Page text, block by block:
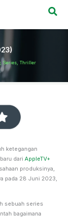
, Series, Thriller
ketegangan
dari AppleTV+
produksinya,
pada 28 Juni 2023,
sebuah series
bagaimana